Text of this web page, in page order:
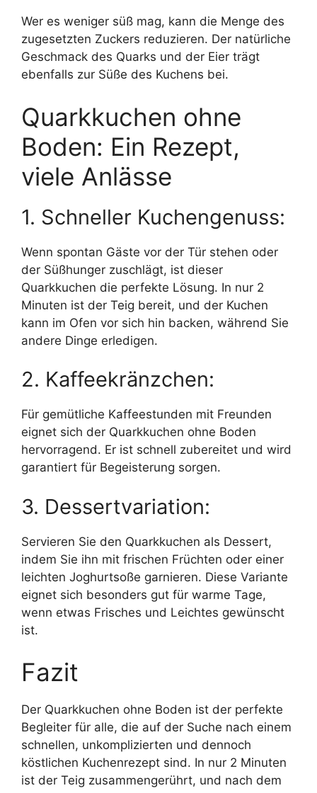
Wer es weniger süß mag, kann die Menge des
zugesetzten Zuckers reduzieren. Der natürliche
Geschmack des Quarks und der Eier trägt
ebenfalls zur Süße des Kuchens bei.
Quarkkuchen ohne
Boden: Ein Rezept,
viele Anlässe
1. Schneller Kuchengenuss:
Wenn spontan Gäste vor der Tür stehen oder
der Süßhunger zuschlägt, ist dieser
Quarkkuchen die perfekte Lösung. In nur 2
Minuten ist der Teig bereit, und der Kuchen
kann im Ofen vor sich hin backen, während Sie
andere Dinge erledigen.
2. Kaffeekränzchen:
Für gemütliche Kaffeestunden mit Freunden
eignet sich der Quarkkuchen ohne Boden
hervorragend. Er ist schnell zubereitet und wird
garantiert für Begeisterung sorgen.
3. Dessertvariation:
Servieren Sie den Quarkkuchen als Dessert,
indem Sie ihn mit frischen Früchten oder einer
leichten Joghurtsoße garnieren. Diese Variante
eignet sich besonders gut für warme Tage,
wenn etwas Frisches und Leichtes gewünscht
ist.
Fazit
Der Quarkkuchen ohne Boden ist der perfekte
Begleiter für alle, die auf der Suche nach einem
schnellen, unkomplizierten und dennoch
köstlichen Kuchenrezept sind. In nur 2 Minuten
ist der Teig zusammengerührt, und nach dem